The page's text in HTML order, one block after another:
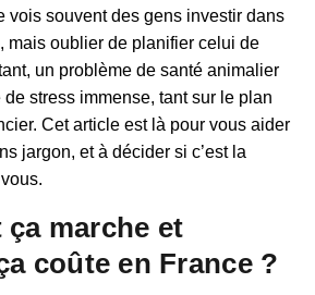
vois souvent des gens investir dans
mais oublier de planifier celui de
un problème de santé animalier
stress immense, tant sur le plan
Cet article est là pour vous aider
jargon, et à décider si c’est la
ça marche et
coûte en France ?